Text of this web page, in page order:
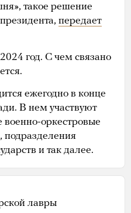
такое решение
передает
год. С чем связано
ежегодно в конце
В нем участвуют
военно-оркестровые
подразделения
и так далее.
лавры